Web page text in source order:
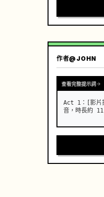
豐富飽和的叢
在沐浴於斑駁
的生物站在巨
作者@JOHN
查看完整提示詞
Act 1：[影片
音，時長約